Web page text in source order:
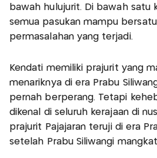
bawah hulujurit. Di bawah satu
semua pasukan mampu
permasalahan yang terjadi.
Kendati memiliki prajurit yang
menariknya di era Prabu
pernah berperang. Tetapi
dikenal di seluruh kerajaan di
prajurit Pajajaran teruji di era
setelah Prabu Siliwangi